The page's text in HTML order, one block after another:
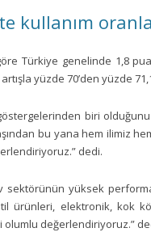
kullanım
Türkiye genelinde 1,8
yüzde 70’den yüzde
biri
bu yana hem ilimiz
dedi.
yüksek
ürünleri, elektronik, kok
olumlu değerlendiriyoruz.”